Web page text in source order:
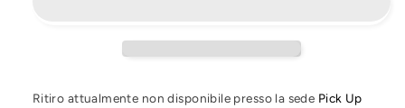
Ritiro attualmente non disponibile presso la sede Pick Up